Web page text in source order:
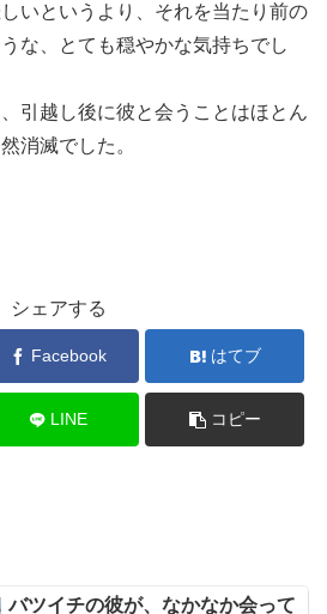
いというより、それを当たり前の
な、とても穏やかな気持ちでし
引越し後に彼と会うことはほとん
消滅でした。
シェアする
Facebook はてブ
LINE コピー
バツイチの彼が、なかなか会って